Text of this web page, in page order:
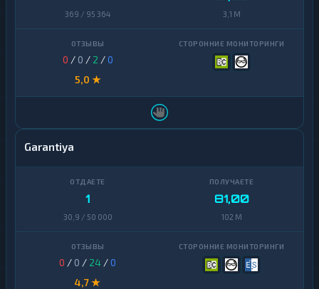
369 / 95 364 3,1 M
0 / 0 / 2 /0
5,0 ★
Garantiya
1
30,9 / 50 000
81,00
102 M
0 / 0 / 24 /0
4,7 ★